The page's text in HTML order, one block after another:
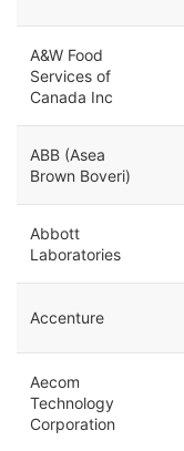
A&W Food
Services of
Canada Inc
ABB (Asea
Brown Boveri)
Abbott
Laboratories
Accenture
Aecom
Technology
Corporation